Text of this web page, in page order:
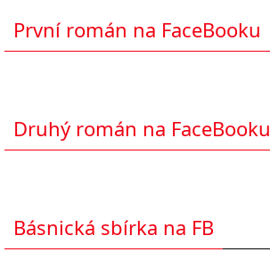
První román na FaceBooku
Druhý román na FaceBooku
Básnická sbírka na FB